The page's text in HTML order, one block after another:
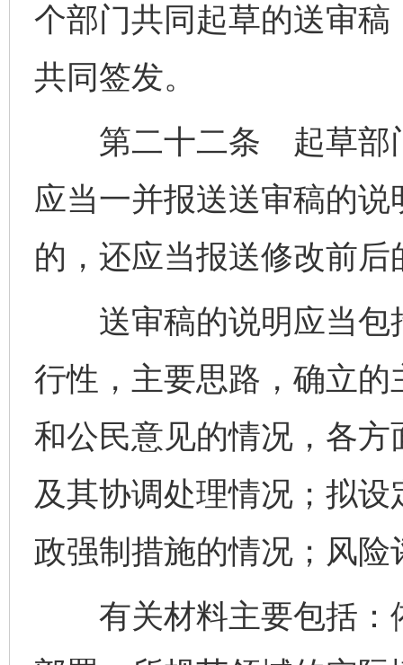
个部门共同起草的送审
共同签发。
第二十二条 起草部门
应当一并报送送审稿的
的，还应当报送修改前后
送审稿的说明应当包
行性，主要思路，确立
和公民意见的情况，各
及其协调处理情况；拟
政强制措施的情况；风
有关材料主要包括：